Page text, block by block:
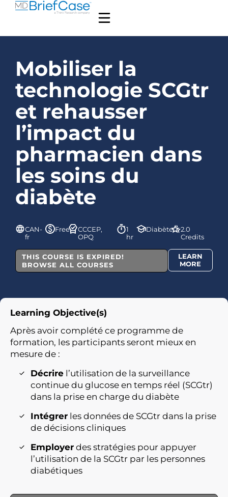
Mobiliser la
technologie SCGtr
et rehausser
l’impact du
pharmacien dans
les soins du
diabète
CAN-
fr
Free
CCCEP,
OPQ
1
hr
Diabète
2.0
Credits
THIS COURSE IS EXPIRED!
BROWSE ALL COURSES
LEARN
MORE
Learning Objective(s)
Après avoir complété ce programme de
formation, les participants seront mieux en
mesure de :​
Décrire l’utilisation de la surveillance
continue du glucose en temps réel (SCGtr)
dans la prise en charge du diabète
Intégrer les données de SCGtr dans la prise
de décisions cliniques
Employer des stratégies pour appuyer
l’utilisation de la SCGtr par les personnes
diabétiques